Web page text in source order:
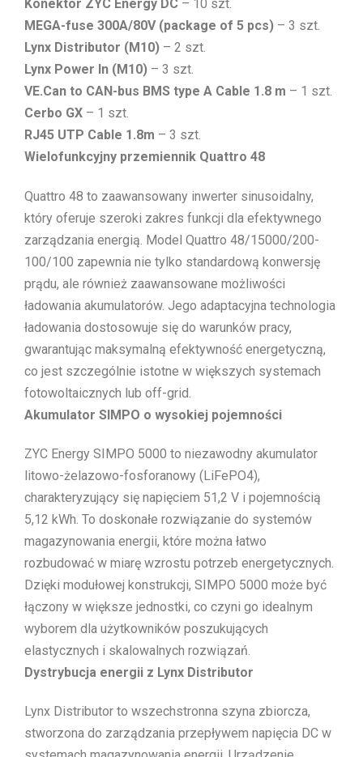
Konektor ZYC Energy DC – 10 szt.
MEGA-fuse 300A/80V (package of 5 pcs) – 3 szt.
Lynx Distributor (M10) – 2 szt.
Lynx Power In (M10) – 3 szt.
VE.Can to CAN-bus BMS type A Cable 1.8 m – 1 szt.
Cerbo GX – 1 szt.
RJ45 UTP Cable 1.8m – 3 szt.
Wielofunkcyjny przemiennik Quattro 48
Quattro 48 to zaawansowany inwerter sinusoidalny,
który oferuje szeroki zakres funkcji dla efektywnego
zarządzania energią. Model Quattro 48/15000/200-
100/100 zapewnia nie tylko standardową konwersję
prądu, ale również zaawansowane możliwości
ładowania akumulatorów. Jego adaptacyjna technologia
ładowania dostosowuje się do warunków pracy,
gwarantując maksymalną efektywność energetyczną,
co jest szczególnie istotne w większych systemach
fotowoltaicznych lub off-grid.
Akumulator SIMPO o wysokiej pojemności
ZYC Energy SIMPO 5000 to niezawodny akumulator
litowo-żelazowo-fosforanowy (LiFePO4),
charakteryzujący się napięciem 51,2 V i pojemnością
5,12 kWh. To doskonałe rozwiązanie do systemów
magazynowania energii, które można łatwo
rozbudować w miarę wzrostu potrzeb energetycznych.
Dzięki modułowej konstrukcji, SIMPO 5000 może być
łączony w większe jednostki, co czyni go idealnym
wyborem dla użytkowników poszukujących
elastycznych i skalowalnych rozwiązań.
Dystrybucja energii z Lynx Distributor
Lynx Distributor to wszechstronna szyna zbiorcza,
stworzona do zarządzania przepływem napięcia DC w